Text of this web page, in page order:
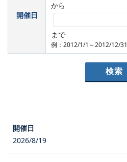
開催日
から
まで
例：2012/1/1～2012/12/31
2026/8/19